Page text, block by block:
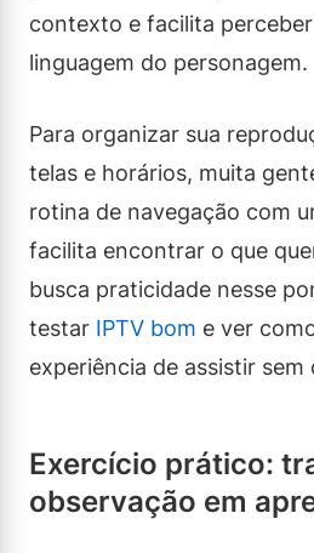
contexto e facilita
linguagem do personagem.
Para organizar sua
telas e horários, muita
rotina de navegação com
facilita encontrar o que
busca praticidade nesse
testar IPTV bom e ver
experiência de assistir sem
Exercício prático:
observação em